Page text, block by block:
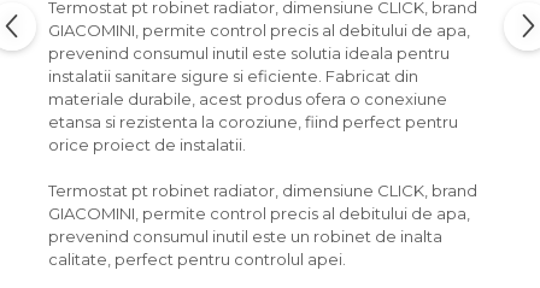
Termostat pt robinet radiator, dimensiune CLICK, brand
GIACOMINI, permite control precis al debitului de apa,
prevenind consumul inutil este solutia ideala pentru
instalatii sanitare sigure si eficiente. Fabricat din
materiale durabile, acest produs ofera o conexiune
etansa si rezistenta la coroziune, fiind perfect pentru
orice proiect de instalatii.
Termostat pt robinet radiator, dimensiune CLICK, brand
GIACOMINI, permite control precis al debitului de apa,
prevenind consumul inutil este un robinet de inalta
calitate, perfect pentru controlul apei.